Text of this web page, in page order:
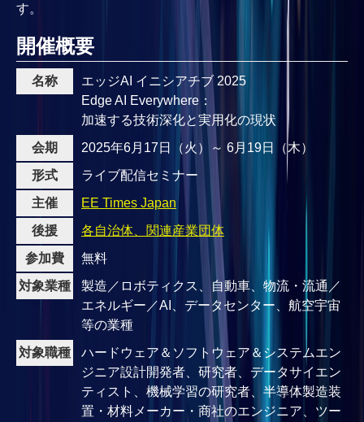
す。
開催概要
名称
エッジAI イニシアチブ 2025
Edge AI Everywhere：
加速する技術深化と実用化の現状
会期
2025年6月17日（火）～ 6月19日（木）
形式
ライブ配信セミナー
主催
EE Times Japan
後援
各自治体、関連産業団体
参加費
無料
対象業種
製造／ロボティクス、自動車、物流・流通／
エネルギー／AI、データセンター、航空宇宙
等の業種
対象職種
ハードウェア＆ソフトウェア＆システムエン
ジニア設計開発者、研究者、データサイエン
ティスト、機械学習の研究者、半導体製造装
置・材料メーカー・商社のエンジニア、ツー